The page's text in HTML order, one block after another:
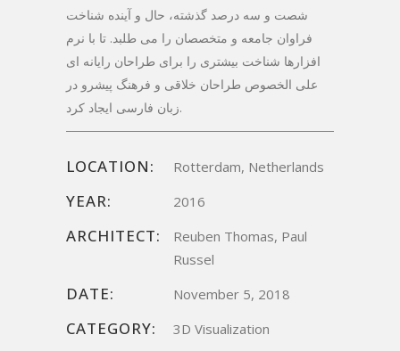
شصت و سه درصد گذشته، حال و آینده شناخت
فراوان جامعه و متخصصان را می طلبد. تا با نرم
افزارها شناخت بیشتری را برای طراحان رایانه ای
علی الخصوص طراحان خلاقی و فرهنگ پیشرو در
زبان فارسی ایجاد کرد.
LOCATION: Rotterdam, Netherlands
YEAR: 2016
ARCHITECT:
Reuben Thomas, Paul
Russel
DATE: November 5, 2018
CATEGORY: 3D Visualization